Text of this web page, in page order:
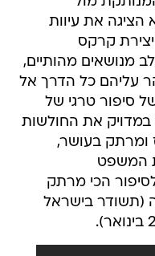
הציגה את עיוות
קרקס
מנושאים מהותיים,
עליהם כל הדרך אל
סיפור טרגי של
את החולשות
ומרתק בעושר,
המשפט
הכי מרתק
(תשודר בישראל